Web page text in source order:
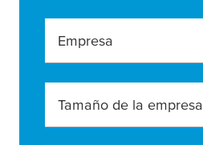
Empresa
Tamaño de la empresa